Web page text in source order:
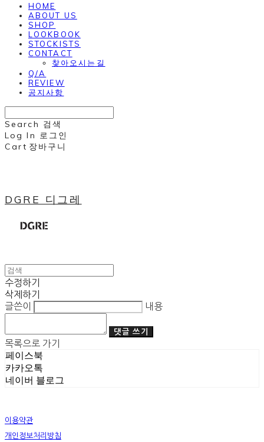
HOME
ABOUT US
SHOP
LOOKBOOK
STOCKISTS
CONTACT
찾아오시는길
Q/A
REVIEW
공지사항
Search 검색
Log In
로그인
Cart 장바구니
DGRE 디그레
수정하기
삭제하기
글쓴이
내용
댓글 쓰기
목록으로 가기
페이스북
카카오톡
네이버 블로그
이용약관
개인정보처리방침